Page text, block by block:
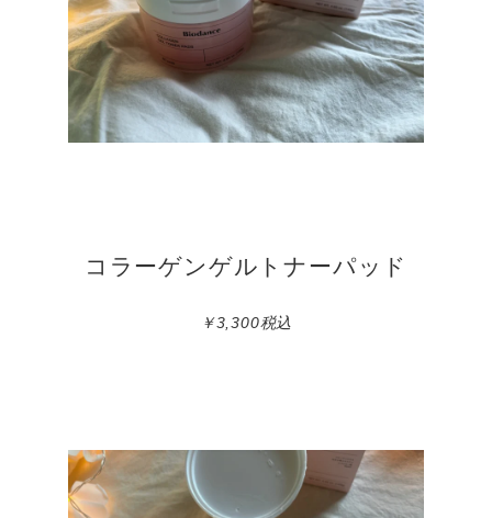
コラーゲンゲルトナーパッド
￥3,300税込